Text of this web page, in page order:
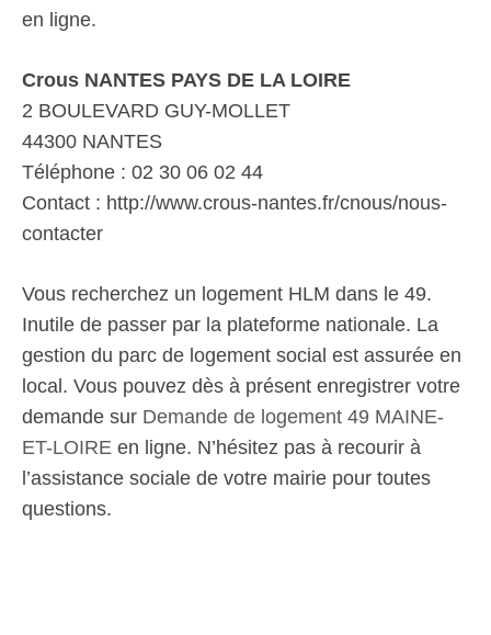
en ligne.
Crous NANTES PAYS DE LA LOIRE
2 BOULEVARD GUY-MOLLET
44300 NANTES
Téléphone : 02 30 06 02 44
Contact : http://www.crous-nantes.fr/cnous/nous-
contacter
Vous recherchez un logement HLM dans le 49.
Inutile de passer par la plateforme nationale. La
gestion du parc de logement social est assurée en
local. Vous pouvez dès à présent enregistrer votre
demande sur Demande de logement 49 MAINE-
ET-LOIRE en ligne. N’hésitez pas à recourir à
l’assistance sociale de votre mairie pour toutes
questions.